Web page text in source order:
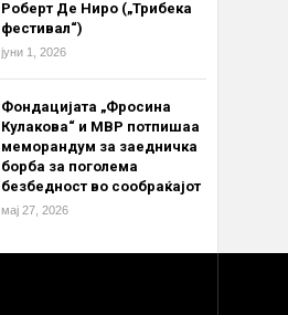
Роберт Де Ниро („Трибека
фестивал“)
јуни 1, 2026
Фондацијата „Фросина
Кулакова“ и МВР потпишаа
меморандум за заедничка
борба за поголема
безбедност во сообраќајот
мај 27, 2026